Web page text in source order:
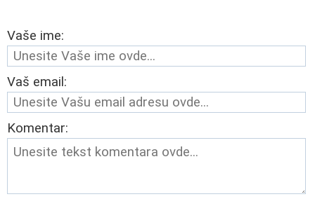
Vaše ime:
Vaš email:
Komentar: